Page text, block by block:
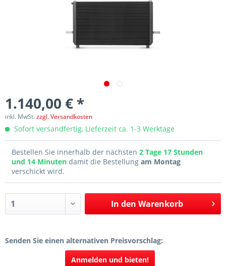
1.140,00 € *
inkl. MwSt.zzgl. Versandkosten
Sofort versandfertig, Lieferzeit ca. 1-3 Werktage
Bestellen Sie innerhalb der nächsten 2 Tage 17 Stunden
und 14 Minuten damit die Bestellung am Montag
verschickt wird.
In den Warenkorb
Senden Sie einen alternativen Preisvorschlag:
Anmelden und bieten!